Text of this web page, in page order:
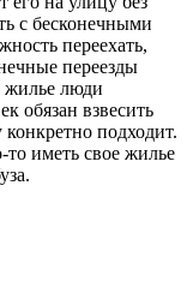
с бесконечными
переехать,
переезды
жилье люди
обязан взвесить
подходит.
то иметь свое жилье